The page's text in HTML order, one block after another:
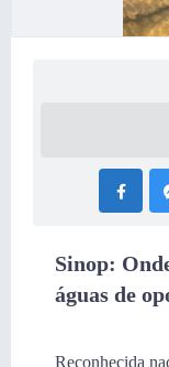
Sinop:
águas de
Reconhecida